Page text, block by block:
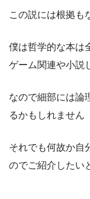
この説には根拠も
僕は哲学的な本は
ゲーム関連や小説
なので細部には論
るかもしれません
それでも何故か自
のでご紹介したい